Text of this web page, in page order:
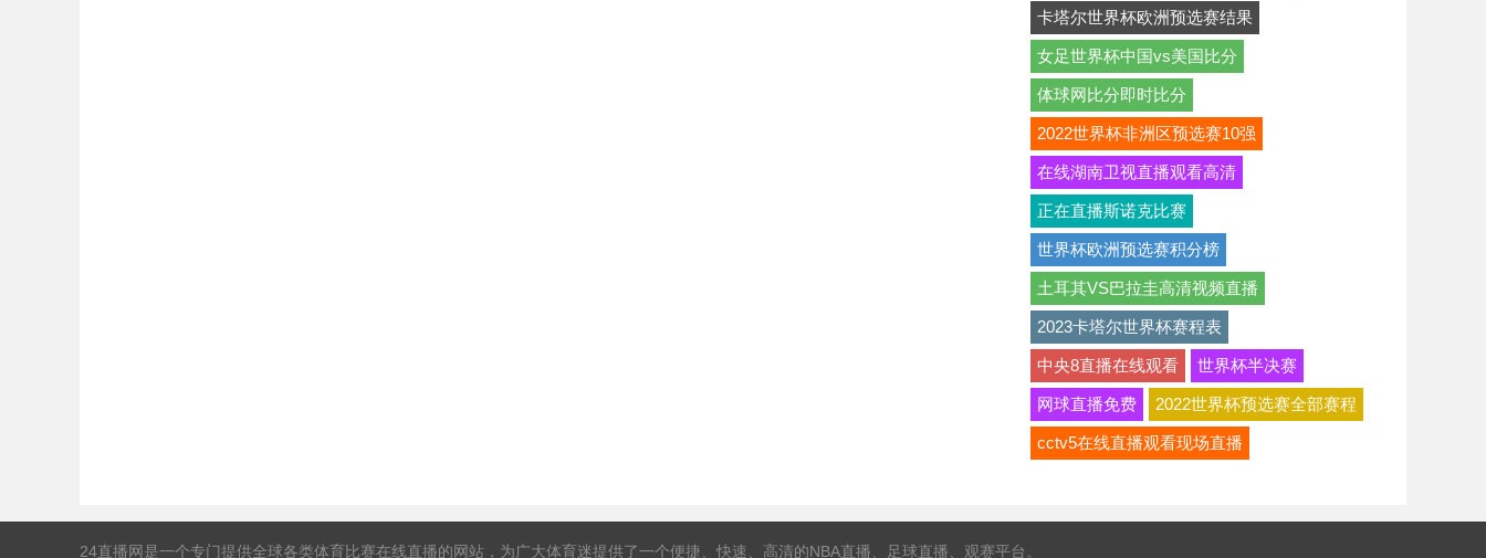
卡塔尔世界杯欧洲预选赛结果
女足世界杯中国vs美国比分
体球网比分即时比分
2022世界杯非洲区预选赛10强
在线湖南卫视直播观看高清
正在直播斯诺克比赛
世界杯欧洲预选赛积分榜
土耳其VS巴拉圭高清视频直播
2023卡塔尔世界杯赛程表
中央8直播在线观看 世界杯半决赛
网球直播免费 2022世界杯预选赛全部赛程
cctv5在线直播观看现场直播
24直播网是一个专门提供全球各类体育比赛在线直播的网站，为广大体育迷提供了一个便捷、快速、高清的NBA直播、足球直播、观赛平台。